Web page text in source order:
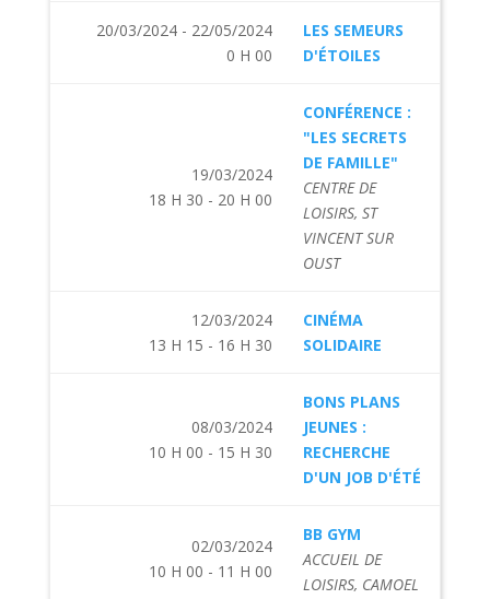
20/03/2024 - 22/05/2024
0 H 00
LES SEMEURS
D'ÉTOILES
19/03/2024
18 H 30 - 20 H 00
CONFÉRENCE :
"LES SECRETS
DE FAMILLE"
CENTRE DE
LOISIRS, ST
VINCENT SUR
OUST
12/03/2024
13 H 15 - 16 H 30
CINÉMA
SOLIDAIRE
08/03/2024
10 H 00 - 15 H 30
BONS PLANS
JEUNES :
RECHERCHE
D'UN JOB D'ÉTÉ
02/03/2024
10 H 00 - 11 H 00
BB GYM
ACCUEIL DE
LOISIRS, CAMOEL